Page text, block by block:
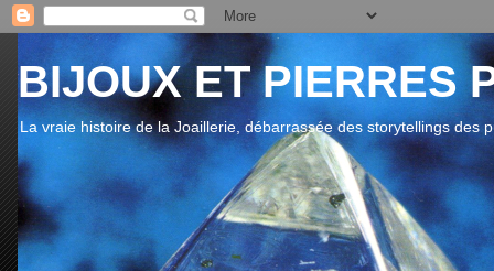
BIJOUX ET PIERRES
La vraie histoire de la Joaillerie, débarrassée des storytellings des